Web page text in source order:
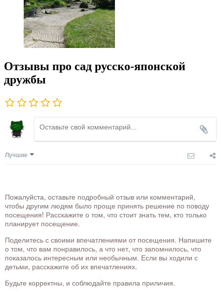
Отзывы про сад русско-японской
дружбы
Лучшие
Пожалуйста, оставьте подробный отзыв или комментарий,
чтобы другим людям было проще принять решение по поводу
посещения! Расскажите о том, что стоит знать тем, кто только
планирует посещение.
Поделитесь с своими впечатлениями от посещения. Напишите
о том, что вам понравилось, а что нет, что запомнилось, что
показалось интересным или необычным. Если вы ходили с
детьми, расскажите об их впечатлениях.
Будьте корректны, и соблюдайте правила приличия.